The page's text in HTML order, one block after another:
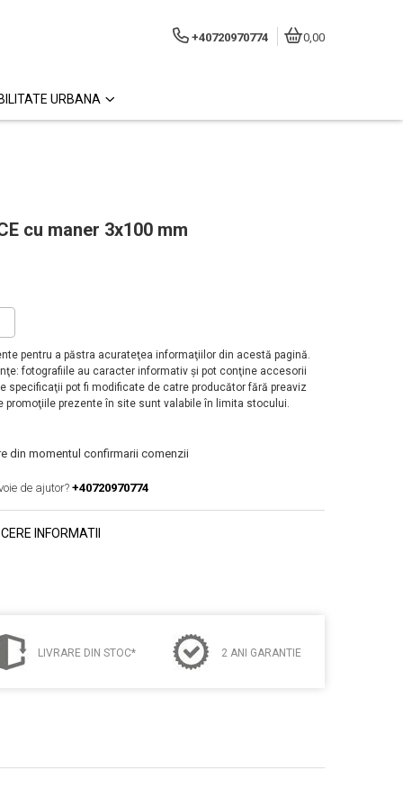
+40720970774 0,00
URBANA
cu maner 3x100 mm
pentru a păstra acurateţea informaţiilor din acestă pagină.
fotografiile au caracter informativ şi pot conţine accesorii
specificaţii pot fi modificate de catre producător fără preaviz
promoţiile prezente în site sunt valabile în limita stocului.
din momentul confirmarii comenzii
de ajutor? +40720970774
INFORMATII
LIVRARE DIN STOC* 2 ANI GARANTIE